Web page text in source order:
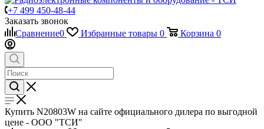
Аналоговая
—
инструменты,
ОУ
буферные
Аттенюаторы Аудиокомпоненты
Временна́я
генераторы,
АКУСТИЧЕСКИЕ
КАБЕЛЬНЫЕ
+7 499 450-48-44
Заказать звонок
Сравнение0 Избранные товары 0 Корзина 0
Купить N20803W на сайте официального дилера по выгодной
цене - ООО "ТСИ"